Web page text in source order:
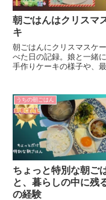
朝ごはんはクリスマ
キ
朝ごはんにクリスマスケ
べた日の記録。娘と一緒
手作りケーキの様子や、最
うちの朝ごはん
ちょっと特別な朝ご
と、暮らしの中に残
の経験